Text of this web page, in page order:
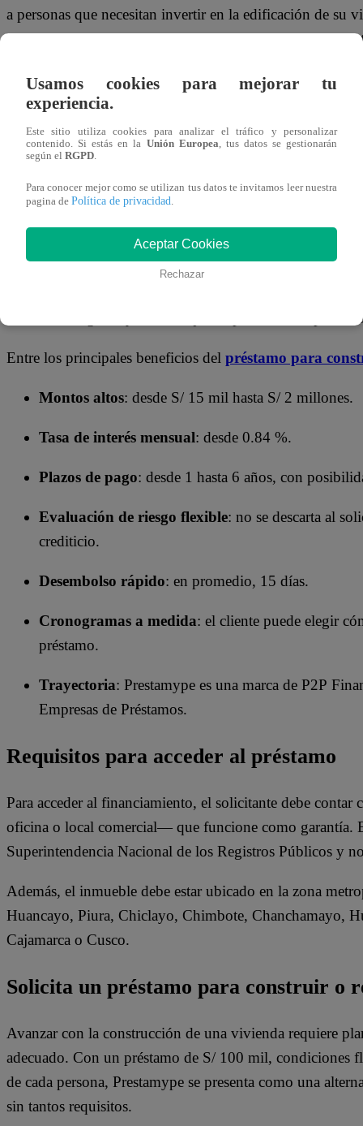
a personas que necesitan invertir en la edificación de su
la compra de materiales de construcción, herramientas
Este préstamo permite acceder a condiciones
Infocorp o que no cuentan con historial crediticio,
inclusivo y adaptado al perfil de cada solicitante.
Beneficios de solicitar un préstamo en
Con una trayectoria sólida en el mercado financiero
una fintech que ofrece seguridad y confianza. Desde
de Banca, Seguros y AFP, lo que respalda la
Entre los principales beneficios del préstamo para
Montos altos: desde S/ 15 mil hasta S/ 2 millones.
Tasa de interés mensual: desde 0.84 %.
Plazos de pago: desde 1 hasta 6 años, con
Evaluación de riesgo flexible: no se descarta al
crediticio.
Desembolso rápido: en promedio, 15 días.
Cronogramas a medida: el cliente puede elegir
préstamo.
Trayectoria: Prestamype es una marca de P2P
Empresas de Préstamos.
Requisitos para acceder al préstamo
Para acceder al financiamiento, el solicitante debe
oficina o local comercial— que funcione como garantía.
Superintendencia Nacional de los Registros Públicos y
Además, el inmueble debe estar ubicado en la zona
Huancayo, Piura, Chiclayo, Chimbote, Chanchamayo,
Cajamarca o Cusco.
Solicita un préstamo para construir o
Avanzar con la construcción de una vivienda requiere
adecuado. Con un préstamo de S/ 100 mil, condiciones
de cada persona, Prestamype se presenta como una
sin tantos requisitos.
Usamos cookies para mejorar tu
experiencia.
Este sitio utiliza cookies para analizar el tráfico y personalizar
contenido. Si estás en la Unión Europea , tus datos se gestionarán
según el RGPD
Para conocer mejor como se utilizan tus datos te invitamos leer nuestra
pagina de Política de privacidad
Aceptar Cookies
Rechazar